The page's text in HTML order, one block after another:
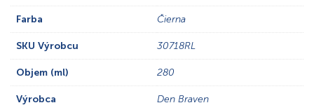
Farba Čierna
SKU Výrobcu 30718RL
Objem (ml) 280
Výrobca Den Braven